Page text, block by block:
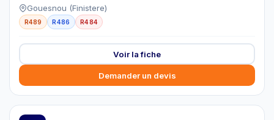
Gouesnou (Finistere)
R489 R486 R484
Voir la fiche
Demander un devis